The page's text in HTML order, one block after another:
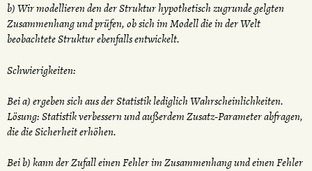
b) Wir modellieren den der Struktur hypothetisch zugrunde gelgten
Zusammenhang und prüfen, ob sich im Modell die in der Welt
beobachtete Struktur ebenfalls entwickelt.
Schwierigkeiten:
Bei a) ergeben sich aus der Statistik lediglich Wahrscheinlichkeiten.
Lösung: Statistik verbessern und außerdem Zusatz-Parameter abfragen,
die die Sicherheit erhöhen.
Bei b) kann der Zufall einen Fehler im Zusammenhang und einen Fehler